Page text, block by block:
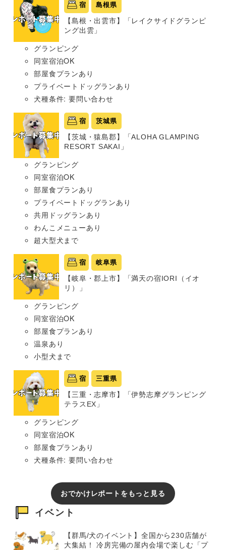
宿 島根県
【島根・出雲市】「レイクサイドグランピ
ング出雲」
グランピング
同室宿泊OK
部屋食プランあり
プライベートドッグランあり
犬種条件: 要問い合わせ
宿 茨城県
【茨城・猿島郡】「ALOHA GLAMPING
RESORT SAKAI」
グランピング
同室宿泊OK
部屋食プランあり
プライベートドッグランあり
共用ドッグランあり
わんこメニューあり
超大型犬まで
宿 岐阜県
【岐阜・郡上市】「満天の宿IORI（イオ
リ）」
グランピング
同室宿泊OK
部屋食プランあり
温泉あり
小型犬まで
宿 三重県
【三重・志摩市】「伊勢志摩グランピング
テラスEX」
グランピング
同室宿泊OK
部屋食プランあり
犬種条件: 要問い合わせ
おでかけレポートをもっと見る
イベント
【群馬/犬のイベント】全国から230店舗が
大集結！ 冷房完備の屋内会場で楽しむ「プ